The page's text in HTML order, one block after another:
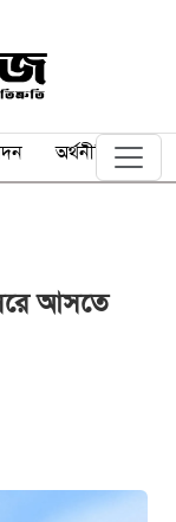
অর্থনীতি
আসতে